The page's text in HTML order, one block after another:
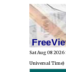
Sat Aug 08
Universal Time)